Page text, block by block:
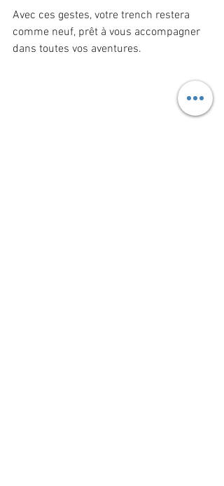
Avec ces gestes, votre trench restera
comme neuf, prêt à vous accompagner
dans toutes vos aventures.